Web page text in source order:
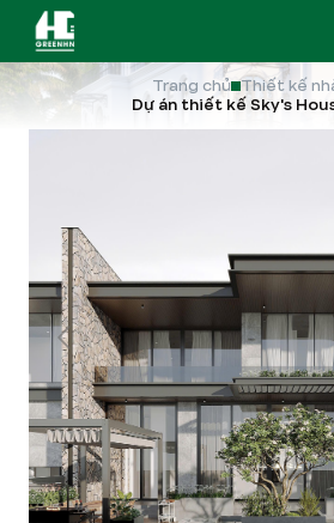
Trang chủ Thiết kế
Dự án thiết kế Sky's